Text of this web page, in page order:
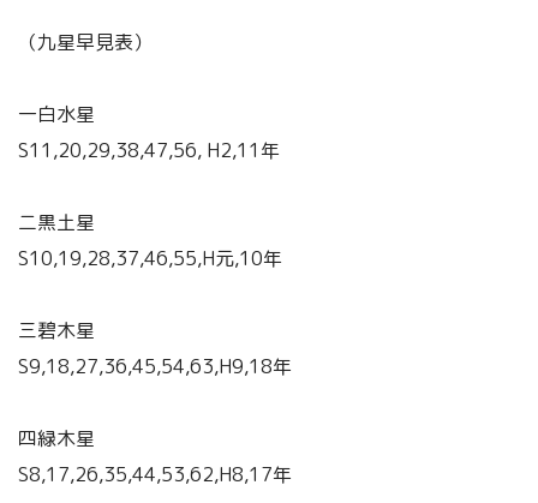
（九星早見表）
一白水星
S11,20,29,38,47,56, H2,11年
二黒土星
S10,19,28,37,46,55,H元,10年
三碧木星
S9,18,27,36,45,54,63,H9,18年
四緑木星
S8,17,26,35,44,53,62,H8,17年